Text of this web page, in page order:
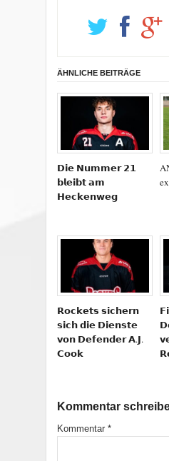
ÄHNLICHE BEITRÄGE
𝗗𝗶𝗲 𝗡𝘂𝗺𝗺𝗲𝗿 𝟮𝟭
𝗯𝗹𝗲𝗶𝗯𝘁 𝗮𝗺
𝗛𝗲𝗰𝗸𝗲𝗻𝘄𝗲𝗴
𝗥𝗼𝗰𝗸𝗲𝘁𝘀 𝘀𝗶𝗰𝗵𝗲𝗿𝗻
𝘀𝗶𝗰𝗵 𝗱𝗶𝗲 𝗗𝗶𝗲𝗻𝘀𝘁𝗲
𝘃𝗼𝗻 𝗗𝗲𝗳𝗲𝗻𝗱𝗲𝗿 𝗔.𝗝.
𝗖𝗼𝗼𝗸
Kommentar
Kommentar *